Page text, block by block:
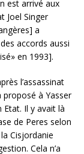
est arrivé aux
Joel Singer
a
accords aussi
en 1993].
l’assassinat
proposé à Yasser
Etat. Il y avait là
de Peres selon
Cisjordanie
Cela n’a